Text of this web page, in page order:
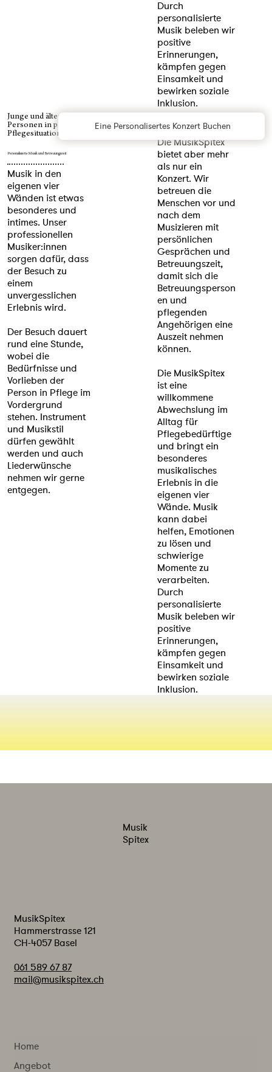
Durch
personalisierte
Musik beleben wir
positive
Erinnerungen,
kämpfen gegen
Einsamkeit und
bewirken soziale
Inklusion.
Junge und ältere
Personen in privaten
Pflegesituationen
Personalisierte Musik und Betreuungszeit
Musik in den
eigenen vier
Wänden ist etwas
besonderes und
intimes. Unser
professionellen
Musiker:innen
sorgen dafür, dass
der Besuch zu
einem
unvergesslichen
Erlebnis wird.
Der Besuch dauert
rund eine Stunde,
wobei die
Bedürfnisse und
Vorlieben der
Person in Pflege im
Vordergrund
stehen. Instrument
und Musikstil
dürfen gewählt
werden und auch
Liederwünsche
nehmen wir gerne
entgegen.
Die MusikSpitex
bietet aber mehr
als nur ein
Konzert. Wir
betreuen die
Menschen vor und
nach dem
Musizieren mit
persönlichen
Gesprächen und
Betreuungszeit,
damit sich die
Betreuungsperson
en und
pflegenden
Angehörigen eine
Auszeit nehmen
können.
Die MusikSpitex
ist eine
willkommene
Abwechslung im
Alltag für
Pflegebedürftige
und bringt ein
besonderes
musikalisches
Erlebnis in die
eigenen vier
Wände. Musik
kann dabei
helfen, Emotionen
zu lösen und
schwierige
Momente zu
verarbeiten.
Durch
personalisierte
Musik beleben wir
positive
Erinnerungen,
kämpfen gegen
Einsamkeit und
bewirken soziale
Inklusion.
Eine Personalisertes Konzert Buchen
Musik
Spitex
MusikSpitex
Hammerstrasse 121
CH-4057 Basel
061 589 67 87
mail@musikspitex.ch
Home
Angebot